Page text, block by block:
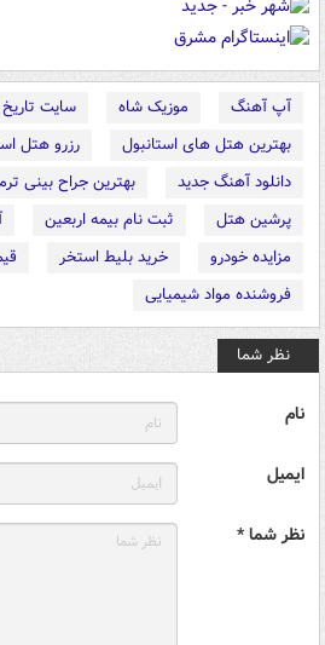
آپ آهنگ موزیک شاه
سایت تاریخ
بهترین هتل های استانبول
رزرو هتل
دانلود آهنگ جدید
بهترین جراح بینی
پرشین هتل
ثبت نام بیمه اربعین
مزایده خودرو
خرید بلیط استخر
فروشنده مواد شیمیایی
نظر شما
نام
ایمیل
نظر شما *